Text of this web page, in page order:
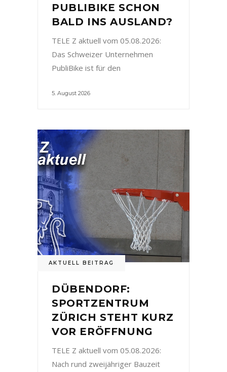
PUBLIBIKE SCHON
BALD INS AUSLAND?
TELE Z aktuell vom 05.08.2026:
Das Schweizer Unternehmen
PubliBike ist für den
5. August 2026
AKTUELL BEITRAG
DÜBENDORF:
SPORTZENTRUM
ZÜRICH STEHT KURZ
VOR ERÖFFNUNG
TELE Z aktuell vom 05.08.2026:
Nach rund zweijähriger Bauzeit